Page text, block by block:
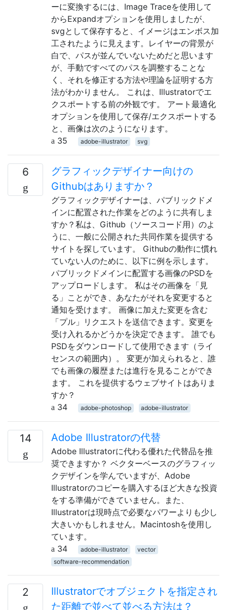
ーに変換するには、Image Traceを使用して
からExpandオプションを使用しましたが、
svgとして保存すると、イメージはエンボス加
工されたように見えます。レイヤーの背景が
白で、パスが並んでいないためだと思います
が、手動ですべてのパスを調整することな
く、それを修正する方法や理論を証明する方
法がわかりません。 これは、Illustratorでエ
クスポートする前の外観です。 アート最適化
オプションを使用して保存/エクスポートする
と、画像は次のようになります。
35
adobe-illustrator svg
6
グラフィックデザイナー向けの
Githubはありますか？
グラフィックデザイナーは、パブリックドメ
インに配置された作業をどのように共有しま
すか？私は、Github（ソースコード用）のよ
うに、一般に公開された共同作業を提供する
サイトを探しています。 Githubの動作に慣れ
ていない人のために、以下に例を示します。
パブリックドメインに配置する画像のPSDを
アップロードします。 私はその画像を「見
る」ことができ、あなたがそれを変更すると
通知を受けます。 画像に加えた変更を含む
「プル」リクエストを送信できます。変更を
受け入れるかどうかを決定できます。 誰でも
PSDをダウンロードして使用できます（ライ
センスの範囲内）。 変更が加えられると、誰
でも画像の履歴または進行を見ることができ
ます。 これを提供するウェブサイトはありま
すか？
34
adobe-photoshop adobe-illustrator
14 Adobe Illustratorの代替
Adobe Illustratorに代わる優れた代替品を推
奨できますか？ ベクターベースのグラフィッ
クデザインを学んでいますが、Adobe
Illustratorのコピーを購入するほど大きな投資
をする準備ができていません。また、
Illustratorは現時点で必要なパワーよりも少し
大きいかもしれません。Macintoshを使用し
ています。
34
adobe-illustrator
vector
software-recommendation
2
Illustratorでオブジェクトを指定され
た距離で並べて並べる方法は？